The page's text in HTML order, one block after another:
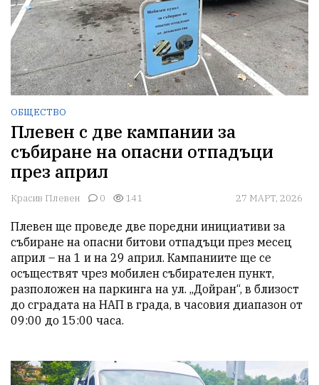
ОБЩЕСТВО
Плевен с две кампании за
събиране на опасни отпадъци
през април
Красив Плевен 0 141 27 МАРТ, 2026
Плевен ще проведе две поредни инициативи за
събиране на опасни битови отпадъци през месец
април – на 1 и на 29 април. Кампаниите ще се
осъществят чрез мобилен събирателен пункт,
разположен на паркинга на ул. „Дойран“, в близост
до сградата на НАП в града, в часовия диапазон от
09:00 до 15:00 часа.